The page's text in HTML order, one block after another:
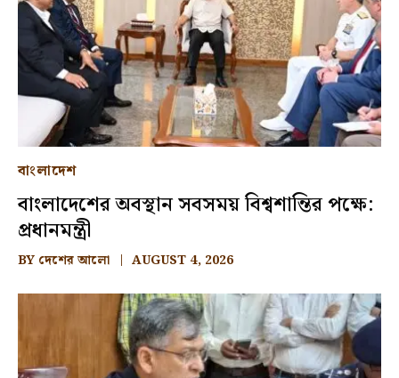
বাংলাদেশ
বাংলাদেশের অবস্থান সবসময় বিশ্বশান্তির পক্ষে:
প্রধানমন্ত্রী
BY দেশের আলো AUGUST 4, 2026